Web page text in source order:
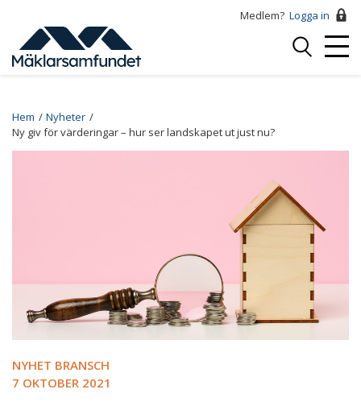
huvudinnehåll
Medlem? Logga in
Logga
Breadcrumb
Hem
Nyheter
Ny giv för värderingar – hur ser landskapet ut just nu?
NYHET BRANSCH
7 OKTOBER 2021